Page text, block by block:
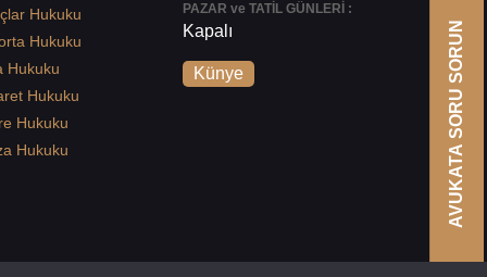
Hukuku
Hukuku
Hukuku
Hukuku
Hukuku
Hukuku
PAZAR ve TATİL GÜNLERİ :
Kapalı
Künye AVUKATA SORU SORUN